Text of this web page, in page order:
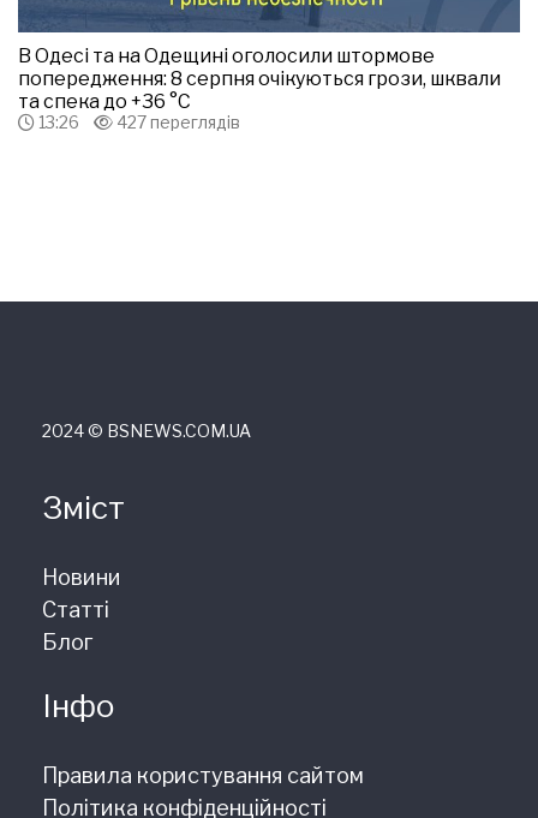
В Одесі та на Одещині оголосили штормове
попередження: 8 серпня очікуються грози, шквали
та спека до +36 °С
13:26 427 переглядів
2024 © ВSNEWS.COM.UA
Зміст
Новини
Статті
Блог
Інфо
Правила користування сайтом
Політика конфіденційності